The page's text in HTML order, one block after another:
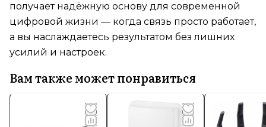
получает надёжную основу для современной
цифровой жизни — когда связь просто работает,
а вы наслаждаетесь результатом без лишних
усилий и настроек.
Вам также может понравиться